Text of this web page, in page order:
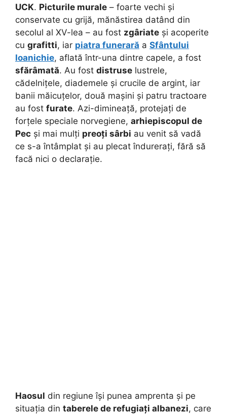
UCK. Picturile murale – foarte vechi și
conservate cu grijă, mănăstirea datând din
secolul al XV-lea – au fost zgâriate și acoperite
cu grafitti, iar piatra funerară a Sfântului
Ioanichie, aflată într-una dintre capele, a fost
sfărâmată. Au fost distruse lustrele,
cădelnițele, diademele și crucile de argint, iar
banii măicuțelor, două mașini și patru tractoare
au fost furate. Azi-dimineață, protejați de
forțele speciale norvegiene, arhiepiscopul de
Pec și mai mulți preoți sârbi au venit să vadă
ce s-a întâmplat și au plecat îndurerați, fără să
facă nici o declarație.
Haosul din regiune își punea amprenta și pe
situația din taberele de refugiați albanezi, care